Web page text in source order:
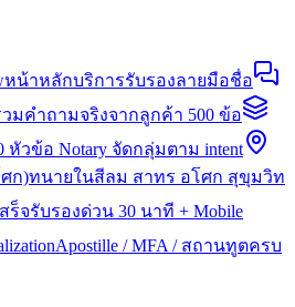
หน้าหลักบริการรับรองลายมือชื่อ
วมคำถามจริงจากลูกค้า 500 ข้อ
หัวข้อ Notary จัดกลุ่มตาม intent
ก)ทนายในสีลม สาทร อโศก สุขุมวิท
ร็จรับรองด่วน 30 นาที + Mobile
Apostille / MFA / สถานทูตครบ